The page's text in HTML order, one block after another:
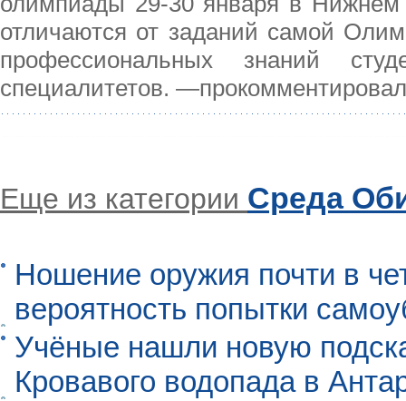
отличаются от заданий самой
профессиональных знаний
специалитетов.
Еще из категории Среда
Ношение оружия почти в
вероятность попытки
Учёные нашли новую
Кровавого водопада в